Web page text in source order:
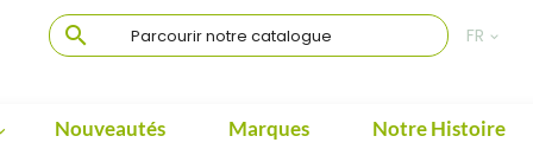
 FR 
Nouveautés Marques Notre Histoire